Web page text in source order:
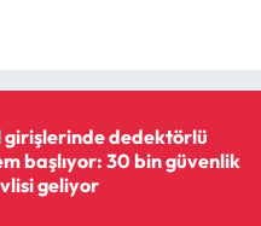
girişlerinde dedektörlü
başlıyor: 30 bin güvenlik
geliyor